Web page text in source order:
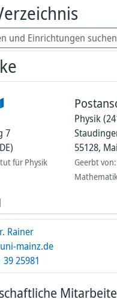
7
für Physik
Physik
55128,
Geerbt
Rainer
mainz.de
39 25981